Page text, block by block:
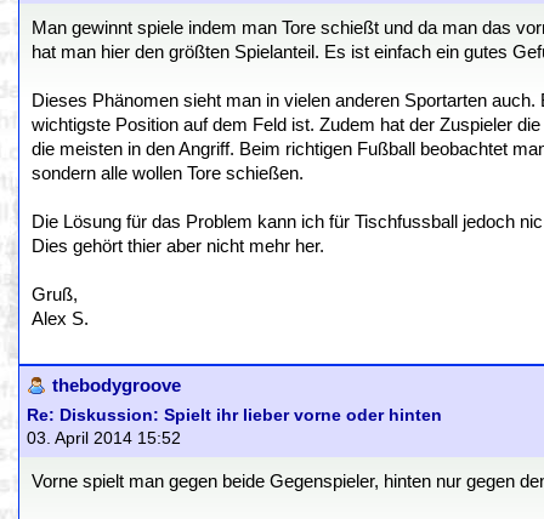
Man gewinnt spiele indem man Tore schießt und da man das
hat man hier den größten Spielanteil. Es ist einfach ein gutes
Dieses Phänomen sieht man in vielen anderen Sportarten
wichtigste Position auf dem Feld ist. Zudem hat der Zuspieler
die meisten in den Angriff. Beim richtigen Fußball beobachtet
sondern alle wollen Tore schießen.
Die Lösung für das Problem kann ich für Tischfussball jedoch
Dies gehört thier aber nicht mehr her.
Gruß,
Alex S.
thebodygroove
Re: Diskussion: Spielt ihr lieber vorne oder hinten
03. April 2014 15:52
Vorne spielt man gegen beide Gegenspieler, hinten nur gegen